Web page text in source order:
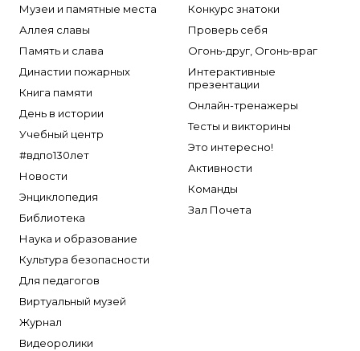
Музеи и памятные места
Аллея славы
Память и слава
Династии пожарных
Книга памяти
День в истории
Учебный центр
#вдпо130лет
Новости
Энциклопедия
Библиотека
Наука и образование
Культура безопасности
Для педагогов
Виртуальный музей
Журнал
Видеоролики
Конкурс знатоки
Проверь себя
Огонь-друг, Огонь-враг
Интерактивные
презентации
Онлайн-тренажеры
Тесты и викторины
Это интересно!
Активности
Команды
Зал Почета